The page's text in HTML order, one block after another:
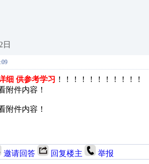
日
细 供参考学习 ！！！！！！！！！！！
附件内容！
附件内容！
邀请回答 回复楼主 举报